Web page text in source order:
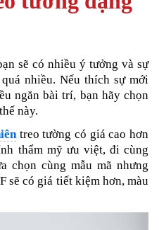
sẽ có nhiều ý tưởng và sự
nhiều. Nếu thích sự mới
ngăn bài trí, bạn hãy chọn
này.
treo tường có giá cao hơn
thẩm mỹ ưu việt, đi cùng
chọn cùng mẫu mã nhưng
sẽ có giá tiết kiệm hơn, màu